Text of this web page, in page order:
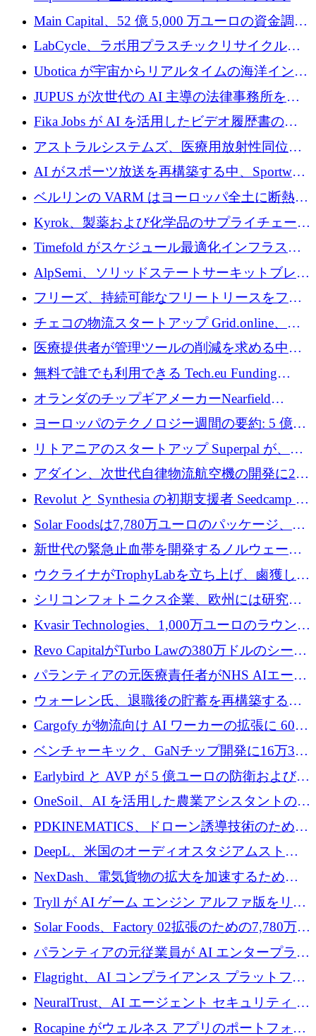
クフロー層に変えるために 260 万ドルを確保
Main Capital、52 億 5,000 万ユーロの資金調達
でエンタープライズ ソフトウェアの開発を倍
LabCycle、ラボ用プラスチックリサイクルシ
ステムを商業化し、焼却廃棄物を削減するた
めに43万ポンドを確保
Ubotica が宇宙からリアルタイムの海洋インテ
リジェンスを拡張するために 1,100 万ドルを
JUPUS が次世代の AI 主導の法律事務所を強
化するために 1,300 万ユーロを調達
Fika Jobs が AI を活用したビデオ履歴書のた
めに 400 万ドルを調達
アストラルシステムズ、医療用放射性同位元
素の世界的な不足に対処するために2,300万ポ
ンドを調達
AI がスポーツ放送を再構築する中、Sportway
が 2,000 万ユーロを調達
ベルリンの VARM はヨーロッパ全土に断熱材
を拡張するために 1,750 万ユーロを投資
Kyrok、製薬および化学品のサプライチェーン
に AI を導入するために 310 万ユーロを確保
Timefold がスケジュール最適化インフラスト
ラクチャを拡張するためにシリーズ A で
1,300 万ドルを調達
AlpSemi、ソリッドステートサーキットブレー
カー技術の進歩のために1,700万ユーロを調達
フリーズ、持続可能なフリートリースをフラ
ンス全土に拡大するために1,300万ユーロを確
保
チェコの物流スタートアップ Grid.online、配
送量が 1 年で 10 倍に増加し、400 万ユーロの
医療提供者が管理ツールの削減を求める中、
a16z が Prosper AI を 3,000 万ドルで支援
無料で誰でも利用できる Tech.eu Funding
Explorer のご紹介
オランダのチップギアメーカーNearfield
Instrumentsが3億8,000万ドルを調達
ヨーロッパのテクノロジー週間の要約: 5 億
8,500 万ユーロを超える 60 以上のテクノロジ
ー資金調達取引
リトアニアのスタートアップ Superpal が、
Slack 内に構築された AI コワーカー プラット
アダイン、次世代自律物流航空機の開発に250
万ユーロを確保
Revolut と Synthesia の初期支援者 Seedcamp が
3 億 2,000 万ドルを調達、米国に投資
Solar Foodsは7,780万ユーロのパッケージ、5
億ユーロの防衛および二重用途成長基金EDM
を開始、ヨーロッパのシリコンフォトニクス
に警告
新世代の緊急止血帯を開発するノルウェーの
スタートアップ企業を紹介する
ウクライナがTrophyLabを立ち上げ、鹵獲した
ロシア兵器を戦場の研究開発プラットフォー
ムに変える
シリコンフォトニクス企業、欧州には研究を
商業的に成功させるためのインフラが不足し
Kvasir Technologies、1,000万ユーロのラウンド
で成長を促進
Revo CapitalがTurbo Lawの380万ドルのシード
ラウンドを主導し、訴訟プラットフォームを
パランティアの元医療責任者がNHS AIエージ
ェントの立ち上げに1,000万ポンドを調達
ウォーレン氏、退職後の貯蓄を再構築するた
めに1,000万ユーロを調達
Cargofy が物流向け AI ワーカーの拡張に 600
万ドルを獲得
ベンチャーキック、GaNチップ開発に16万3千
ユーロでMinisaを支援
Earlybird と AVP が 5 億ユーロの防衛および二
重用途の成長基金である E2D を立ち上げる
OneSoil、AI を活用した農業アシスタントの拡
大に​​ 100 万ユーロを確保
PDKINEMATICS、ドローン誘導技術のために
200 万ユーロを調達
DeepL、米国のオーディオスタジアムストリ
ーミング事業Mixhaloを買収
NexDash、電気貨物の拡大を加速するために
EIT Urban Mobilityから250万ユーロを確保
Tryll が AI ゲーム エンジン アルファ版をリリ
ースし、60 万ドルのプレシード資金を確保
Solar Foods、Factory 02拡張のための7,780万ユ
ーロの資金調達パッケージを獲得
パランティアの元従業員が AI エンタープライ
ズ スタートアップの Conduct に 6,000 万ドル
を調達
Flagright、AI コンプライアンス プラットフォ
ームを拡張するためにシリーズ A で 1,250 万
ドルを確保
NeuralTrust、AI エージェント セキュリティ プ
ラットフォームの拡張に 2,000 万ドルを調達
Rocapine がウェルネス アプリのポートフォリ